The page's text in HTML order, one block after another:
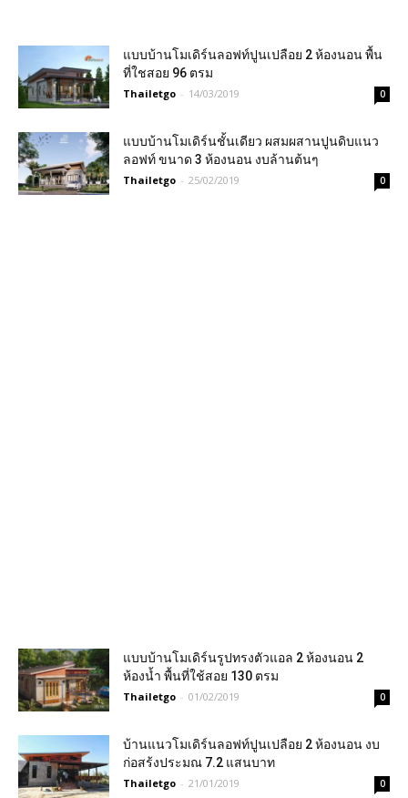
แบบบ้านโมเดิร์นลอฟท์ปูนเปลือย 2 ห้องนอน พื้น
ที่ใชสอย 96 ตรม
Thailetgo - 14/03/2019 0
แบบบ้านโมเดิร์นชั้นเดียว ผสมผสานปูนดิบแนว
ลอฟท์ ขนาด 3 ห้องนอน งบล้านต้นๆ
Thailetgo - 25/02/2019 0
แบบบ้านโมเดิร์นรูปทรงตัวแอล 2 ห้องนอน 2
ห้องน้ำ พื้นที่ใช้สอย 130 ตรม
Thailetgo - 01/02/2019 0
บ้านแนวโมเดิร์นลอฟท์ปูนเปลือย 2 ห้องนอน งบ
ก่อสร้งประมณ 7.2 แสนบาท
Thailetgo - 21/01/2019 0